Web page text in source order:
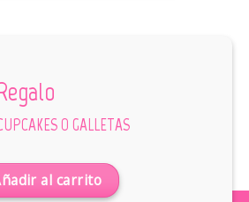
O GALLETAS
al carrito